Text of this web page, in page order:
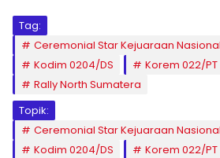
Tag:
Ceremonial Star Kejuaraan
Kodim 0204/DS
Korem 022/PT
Rally North Sumatera
Topik:
Ceremonial Star Kejuaraan
Kodim 0204/DS
Korem 022/PT